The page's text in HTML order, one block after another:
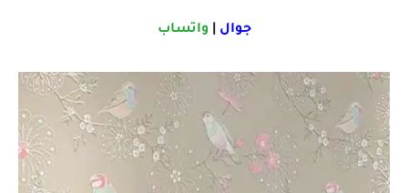
جوال واتساب